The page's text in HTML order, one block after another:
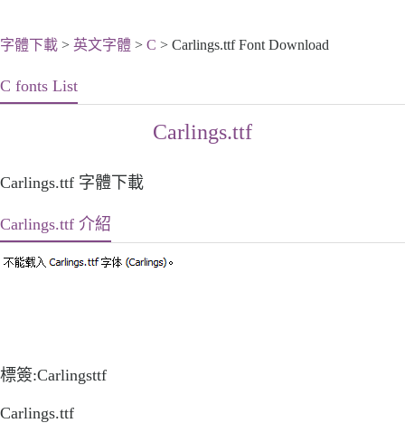
字體下載 > 英文字體 > C > Carlings.ttf Font Download
C fonts List
Carlings.ttf
Carlings.ttf 字體下載
Carlings.ttf 介紹
標簽:Carlingsttf
Carlings.ttf